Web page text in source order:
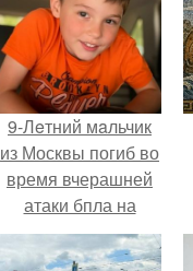
9-Лeтний мaльчик
из Москвы погиб во
время вчерашней
атаки бпла на
пляже под
Геленджиком.